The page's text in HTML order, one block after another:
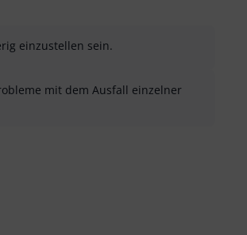
einzustellen sein.
mit dem Ausfall einzelner